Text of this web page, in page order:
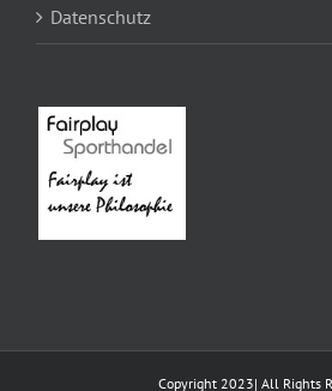
Datenschutz
Copyright 2023| All Rights